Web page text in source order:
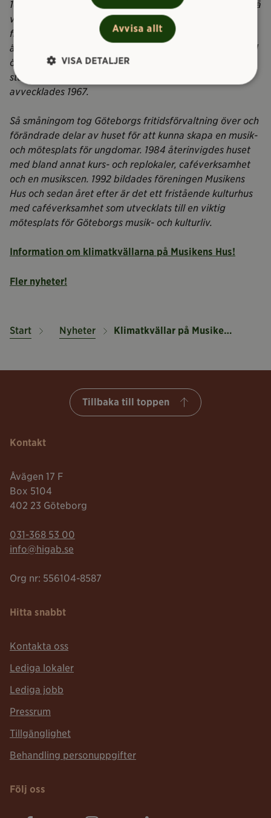
1888 invigdes byggnaden som rymmer Musikens Hus. Då
var den en av landets mest förnämsta och moderna
flickskolor i Sverige. Huset ritades av Carl Fahlström och
är utformat i nyklassicistisk stil. 1936 tog Göteborgs Stad
över skolan och den blev då den första flickskolan i
staden som kommunaliserades. Verksamheten
avvecklades 1967.
Så småningom tog Göteborgs fritidsförvaltning över och
förändrade delar av huset för att kunna skapa en musik-
och mötesplats för ungdomar. 1984 återinvigdes huset
med bland annat kurs- och replokaler, caféverksamhet
och en musikscen. 1992 bildades föreningen Musikens
Hus och sedan året efter är det ett fristående kulturhus
med caféverksamhet som utvecklats till en viktig
mötesplats för Göteborgs musik- och kulturliv.
Information om klimatkvällarna på Musikens Hus!
Fler nyheter!
Start Nyheter Klimatkvällar på Musikens Hus
Tillbaka till toppen
Kontakt
Åvägen 17 F
Box 5104
402 23 Göteborg
Telefonnummer:
031-368 53 00
Mailadress:
info@higab.se
Org nr: 556104-8587
Hitta snabbt
Kontakta oss
Lediga lokaler
Lediga jobb
Pressrum
Tillgänglighet
Behandling personuppgifter
Följ oss
Avvisa allt
VISA DETALJER